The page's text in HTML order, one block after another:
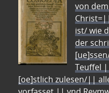
von
ist/ wie
der
Teuffel
[oe]stlich zulesen/||